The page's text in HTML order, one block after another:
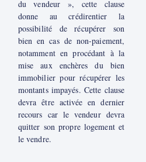
du vendeur », cette clause
donne au crédirentier la
possibilité de récupérer son
bien en cas de non-paiement,
notamment en procédant à la
mise aux enchères du bien
immobilier pour récupérer les
montants impayés. Cette clause
devra être activée en dernier
recours car le vendeur devra
quitter son propre logement et
le vendre.